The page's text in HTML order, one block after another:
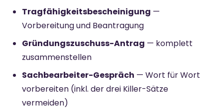
Tragfähigkeitsbescheinigung —
Vorbereitung und Beantragung
Gründungszuschuss-Antrag — komplett
zusammenstellen
Sachbearbeiter-Gespräch — Wort für Wort
vorbereiten (inkl. der drei Killer-Sätze
vermeiden)